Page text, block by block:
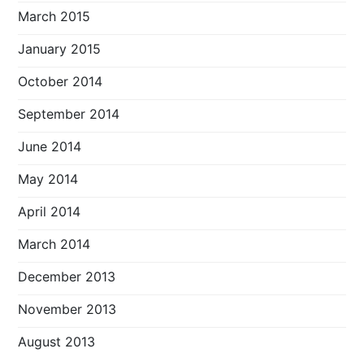
March 2015
January 2015
October 2014
September 2014
June 2014
May 2014
April 2014
March 2014
December 2013
November 2013
August 2013